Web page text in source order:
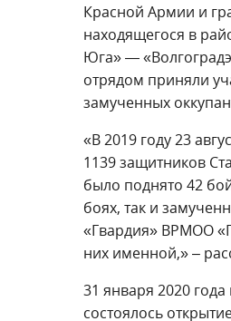
Красной Армии и
находящегося в
Юга» —
отрядом приняли
замученных
«В 2019 году 23
1139 защитников
было поднято 42
боях, так и
«Гвардия» ВРМОО
них именной,» –
31 января 2020
состоялось